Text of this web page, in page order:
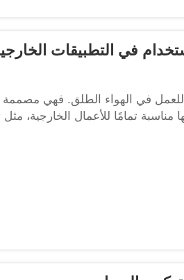
في التطبيقات
في الهواء الطلق. فهي مصممة
مناسبة تمامًا للأعمال الخارجية، مثل